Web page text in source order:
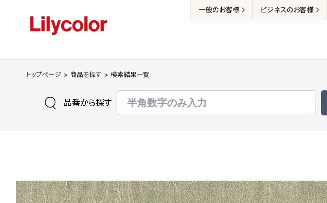
一般のお客様 ビジネスのお客様
トップページ 商品を探す 検索結果一覧
品番から探す